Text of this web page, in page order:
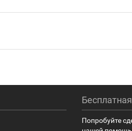
Попробуйте